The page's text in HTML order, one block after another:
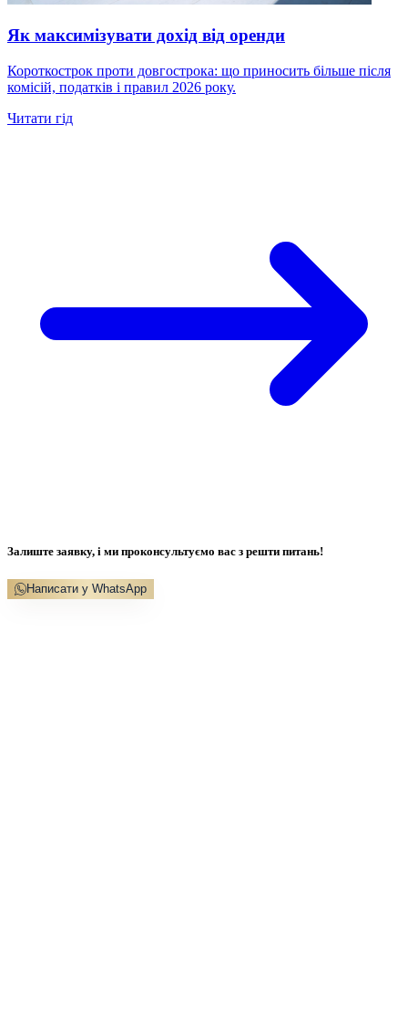
Як максимізувати дохід від оренди
Короткострок проти довгострока: що приносить більше після
комісій, податків і правил 2026 року.
Читати гід
Залиште заявку, і ми проконсультуємо вас з решти питань!
Написати у WhatsApp